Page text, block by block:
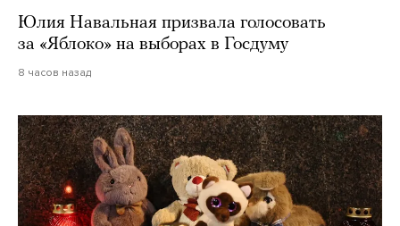
Юлия Навальная призвала голосовать
за «Яблоко» на выборах в Госдуму
8 часов назад